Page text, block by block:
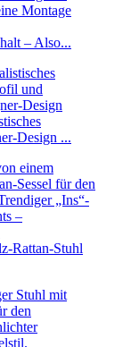
– Also...
Design ...
Rattan-Stuhl